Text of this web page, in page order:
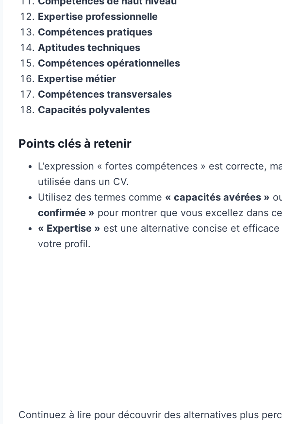
Expertise professionnelle
Compétences pratiques
Aptitudes techniques
Compétences opérationnelles
Expertise métier
Compétences transversales
Capacités polyvalentes
Points clés à retenir
L’expression « fortes compétences » est correcte,
utilisée dans un CV.
Utilisez des termes comme « capacités avérées »
confirmée » pour montrer que vous excellez dans
« Expertise » est une alternative concise et
votre profil.
Continuez à lire pour découvrir des alternatives plus